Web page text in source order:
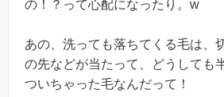
の！？って心配になったり。w
あの、洗っても落ちてくる毛は、
の先などが当たって、どうしても
ついちゃった毛なんだって！